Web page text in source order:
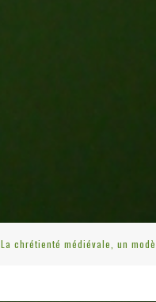
La chrétienté médiévale, un